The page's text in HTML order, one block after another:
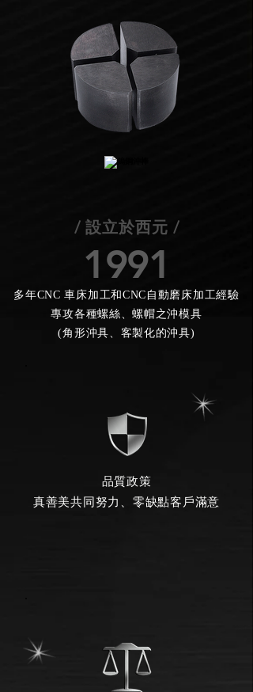
/ 設立於西元 /
多年CNC 車床加工和CNC自動磨床加工經驗
專攻各種螺絲、螺帽之沖模具
(角形沖具、客製化的沖具)
1991
品質政策
真善美共同努力、零缺點客戶滿意